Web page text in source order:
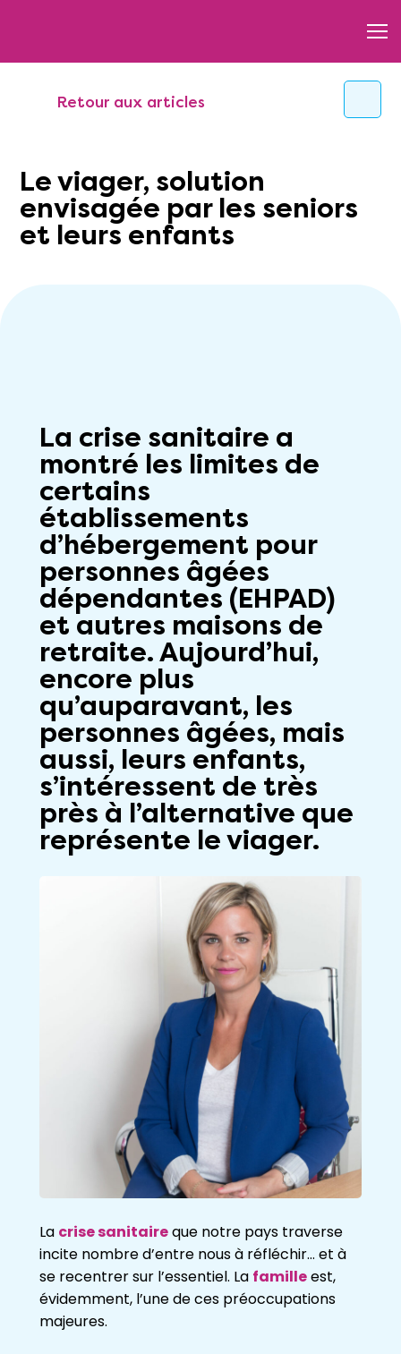
Retour aux articles
Le viager, solution
envisagée par les seniors
et leurs enfants
La crise sanitaire a
montré les limites de
certains
établissements
d’hébergement pour
personnes âgées
dépendantes (EHPAD)
et autres maisons de
retraite. Aujourd’hui,
encore plus
qu’auparavant, les
personnes âgées, mais
aussi, leurs enfants,
s’intéressent de très
près à l’alternative que
représente le viager.
La crise sanitaireque notre pays traverse
incite nombre d’entre nous à réfléchir… et à
se recentrer sur l’essentiel. La familleest,
évidemment, l’une de ces préoccupations
majeures.